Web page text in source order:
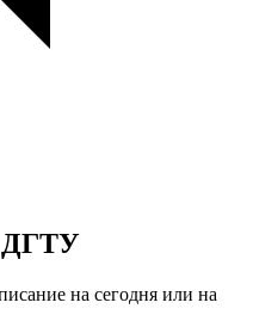
ДГТУ
на сегодня или на